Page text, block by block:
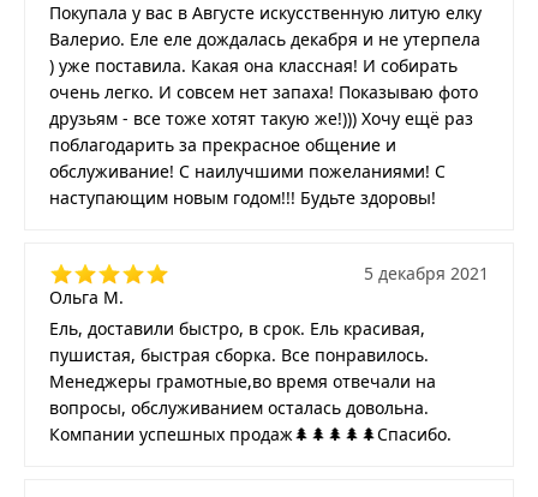
Покупала у вас в Августе искусственную литую елку
Валерио. Еле еле дождалась декабря и не утерпела
) уже поставила. Какая она классная! И собирать
очень легко. И совсем нет запаха! Показываю фото
друзьям - все тоже хотят такую же!))) Хочу ещё раз
поблагодарить за прекрасное общение и
обслуживание! С наилучшими пожеланиями! С
наступающим новым годом!!! Будьте здоровы!
Ольга М.
5 декабря 2021
Ель, доставили быстро, в срок. Ель красивая,
пушистая, быстрая сборка. Все понравилось.
Менеджеры грамотные,во время отвечали на
вопросы, обслуживанием осталась довольна.
Компании успешных продаж🌲🌲🌲🌲🌲Спасибо.